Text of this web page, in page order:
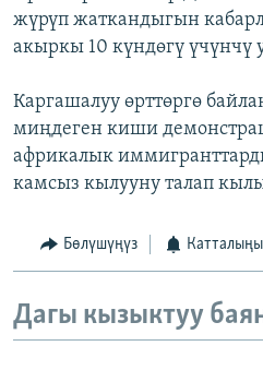
ЭЕ/АРнун бардык
жүрүп жаткандыгын
акыркы 10 күндөгү үчүнчү
Каргашалуу өрттөргө
миңдеген киши
африкалык
камсыз кылууну талап
Бөлүшүңүз
Дагы кызыктуу